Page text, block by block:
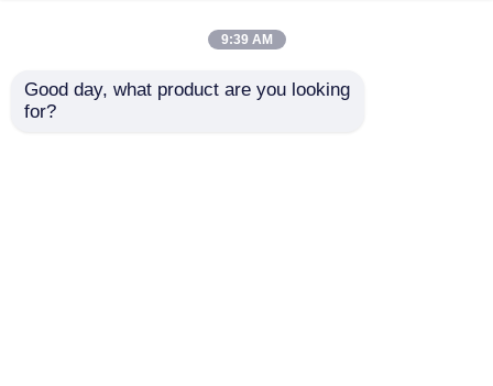
9:39 AM
Good day, what product are you looking
for?